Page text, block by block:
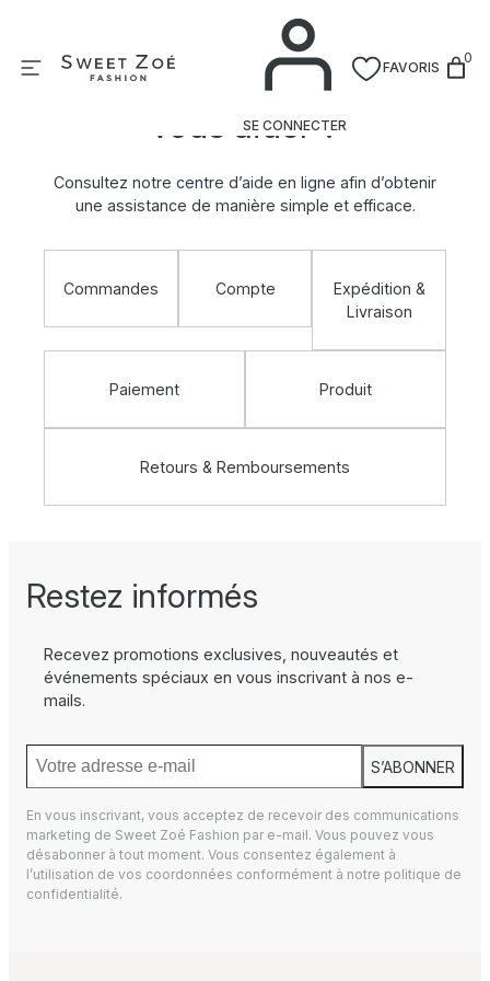
contenu
SE CONNECTER
FAVORIS
0
Comment pouvons-nous
vous aider ?
Consultez notre centre d’aide en ligne afin d’obtenir
une assistance de manière simple et efficace.
Commandes Compte
Expédition &
Livraison
Paiement Produit
Retours & Remboursements
Restez informés
Recevez promotions exclusives, nouveautés et
événements spéciaux en vous inscrivant à nos e-
mails.
S’ABONNER
En vous inscrivant, vous acceptez de recevoir des communications
marketing de Sweet Zoé Fashion par e-mail. Vous pouvez vous
désabonner à tout moment. Vous consentez également à
l’utilisation de vos coordonnées conformément à notre politique de
confidentialité.